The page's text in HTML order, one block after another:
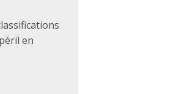
en